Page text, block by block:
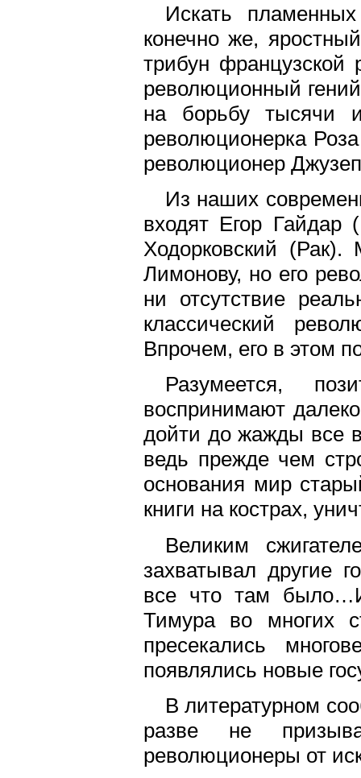
Искать
конечно же,
трибун
революционный
на борьбу тысячи
революционерка
революционер
Из наших
входят Егор
Ходорковский
Лимонову, но его
ни отсутствие
классический
Впрочем, его в этом
Разумеется,
воспринимают
дойти до жажды все
ведь прежде чем
основания мир
книги на кострах,
Великим
захватывал другие
все что там
Тимура во многих
пресекались
появлялись новые
В литературном
разве не
революционеры от